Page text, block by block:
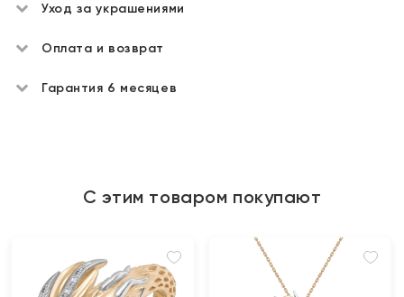
Уход за украшениями
Оплата и возврат
Гарантия 6 месяцев
С этим товаром покупают